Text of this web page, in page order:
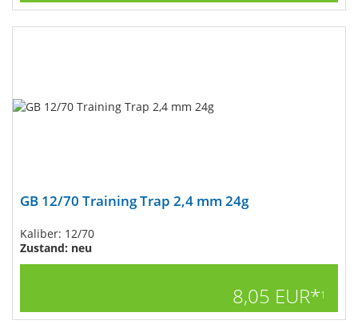
GB 12/70 Training Trap 2,4 mm 24g
Kaliber: 12/70
Zustand: neu
8,05 EUR*1